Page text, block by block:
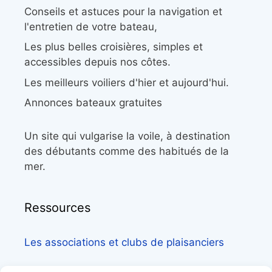
Conseils et astuces pour la navigation et
l'entretien de votre bateau,
Les plus belles croisières, simples et
accessibles depuis nos côtes.
Les meilleurs voiliers d'hier et aujourd'hui.
Annonces bateaux gratuites
Un site qui vulgarise la voile, à destination
des débutants comme des habitués de la
mer.
Ressources
Les associations et clubs de plaisanciers